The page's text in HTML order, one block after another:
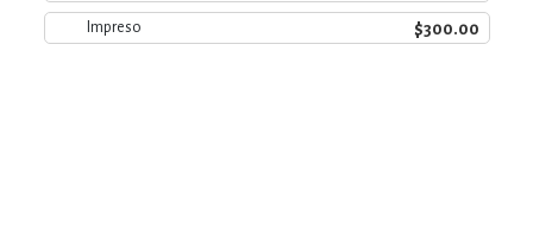
Impreso $300.00